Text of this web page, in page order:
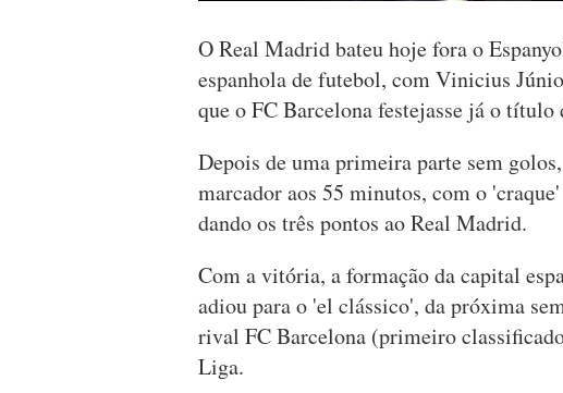
O Real Madrid bateu hoje fora o
espanhola de futebol, com Vinicius
que o FC Barcelona festejasse já o título
Depois de uma primeira parte sem
marcador aos 55 minutos, com o
dando os três pontos ao Real Madrid.
Com a vitória, a formação da capital
adiou para o 'el clássico', da próxima
rival FC Barcelona (primeiro
Liga.